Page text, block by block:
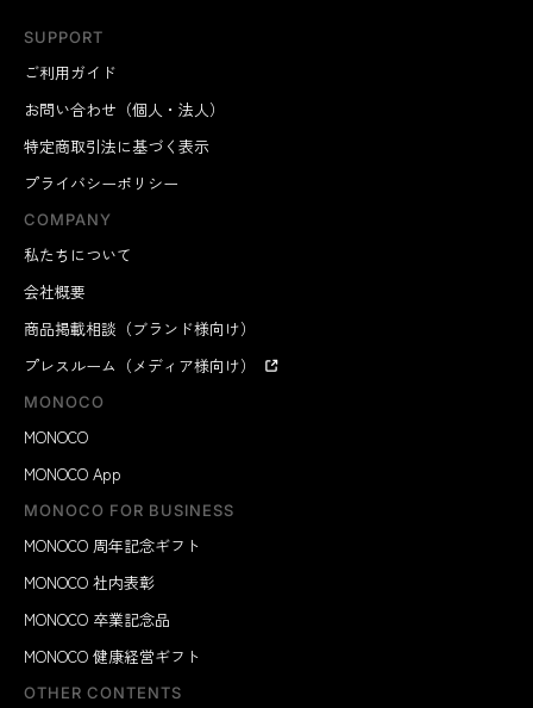
SUPPORT
ご利用ガイド
お問い合わせ（個人・法人）
特定商取引法に基づく表示
プライバシーポリシー
COMPANY
私たちについて
会社概要
商品掲載相談（ブランド様向け）
プレスルーム（メディア様向け）
MONOCO
MONOCO
MONOCO App
MONOCO FOR BUSINESS
MONOCO 周年記念ギフト
MONOCO 社内表彰
MONOCO 卒業記念品
MONOCO 健康経営ギフト
OTHER CONTENTS